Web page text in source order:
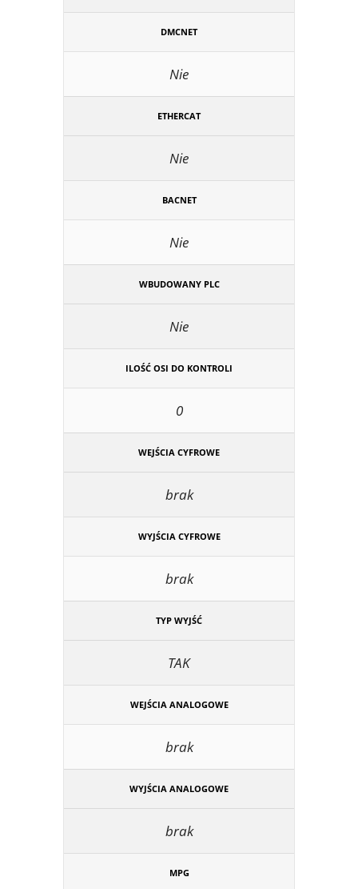
DMCNET
Nie
ETHERCAT
Nie
BACNET
Nie
WBUDOWANY PLC
Nie
ILOŚĆ OSI DO KONTROLI
0
WEJŚCIA CYFROWE
brak
WYJŚCIA CYFROWE
brak
TYP WYJŚĆ
TAK
WEJŚCIA ANALOGOWE
brak
WYJŚCIA ANALOGOWE
brak
MPG